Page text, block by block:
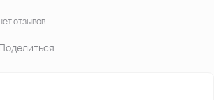
отзывов
Поделиться